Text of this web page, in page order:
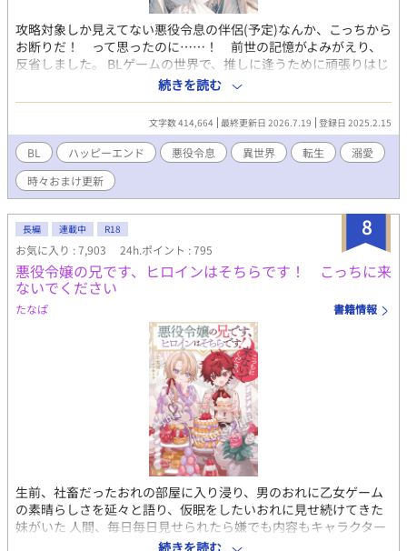
攻略対象しか見えてない悪役令息の伴侶(予定)なんか、こっちから
お断りだ！ って思ったのに……！ 前世の記憶がよみがえり、
反省しました。 BLゲームの世界で、推しに逢うために頑張りはじ
めた、名前も顔も身長もないモブの快進撃がはじまる──！ と
いいな！（笑） 本編完結済。 おまけのお話を時々更新していま
す。 皆さまの応援のおかげで『もふもふ獣人に転生したら、最愛
の推しに溺愛されています』書籍化、心から、ありがとうござい
ます！ 皆の動画をつくりました！ もしよかったら、プロフのweb
サイトからどうぞです。 表紙や動画にはAIを使っていますが、小
説にはAIを使っておりません
続きを読む
文字数 414,664 最終更新日 2026.7.19 登録日 2025.2.15
BL ハッピーエンド 悪役令息 異世界 転生
溺愛
時々おまけ更新
8
長編 連載中 R18
お気に入り : 7,903 24h.ポイント : 795
悪役令嬢の兄です、ヒロインはそちらです！ こっちに来
ないでください
たなぱ 書籍情報
生前、社畜だったおれの部屋に入り浸り、男のおれに乙女ゲーム
の素晴らしさを延々と語り、仮眠をしたいおれに見せ続けてきた
妹がいた 人間、毎日毎日見せられたら嫌でも内容もキャラクター
も覚えるんだよ そう、例えば…今、おれの目の前にいる赤い髪の
続きを読む